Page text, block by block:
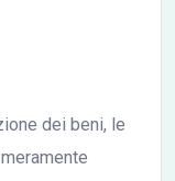
dei beni, le